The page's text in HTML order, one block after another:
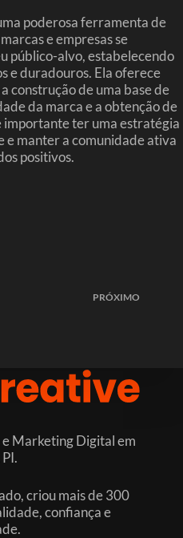
poderosa ferramenta de
e empresas se
público-alvo, estabelecendo
e duradouros. Ela oferece
construção de uma base de
da marca e a obtenção de
importante ter uma estratégia
manter a comunidade ativa
positivos.
PRÓXIMO
e Marketing Digital em
criou mais de 300
confiança e